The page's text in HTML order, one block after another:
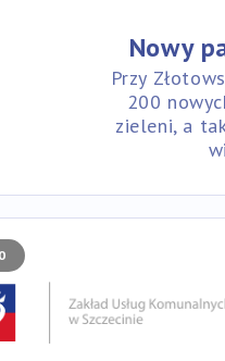
Nowy
Przy
200
zieleni, a